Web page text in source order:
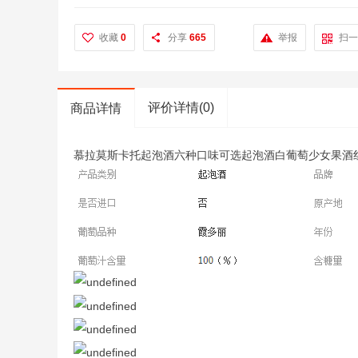
收藏 0 分享 665 扫
举报
商品详情 评价详情(0)
慕拉莫斯卡托起泡酒六种口味可选起泡酒白葡萄少女果酒